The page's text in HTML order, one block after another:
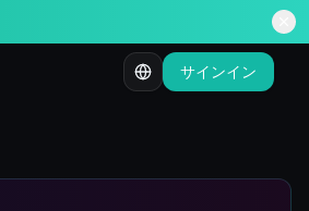
サインイン